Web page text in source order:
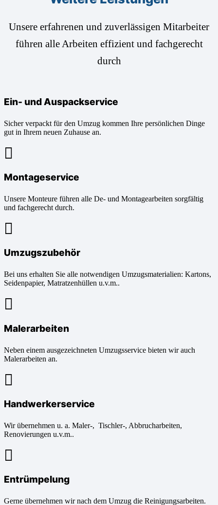
Unsere erfahrenen und zuverlässigen Mitarbeiter
führen alle Arbeiten effizient und fachgerecht
durch
Ein- und Auspackservice
Sicher verpackt für den Umzug kommen Ihre persönlichen Dinge
gut in Ihrem neuen Zuhause an.
Montageservice
Unsere Monteure führen alle De- und Montagearbeiten sorgfältig
und fachgerecht durch.
Umzugszubehör
Bei uns erhalten Sie alle notwendigen Umzugsmaterialien: Kartons,
Seidenpapier, Matratzenhüllen u.v.m..
Malerarbeiten
Neben einem ausgezeichneten Umzugsservice bieten wir auch
Malerarbeiten an.
Handwerkerservice
Wir übernehmen u. a. Maler-, Tischler-, Abbrucharbeiten,
Renovierungen u.v.m..
Entrümpelung
Gerne übernehmen wir nach dem Umzug die Reinigungsarbeiten.